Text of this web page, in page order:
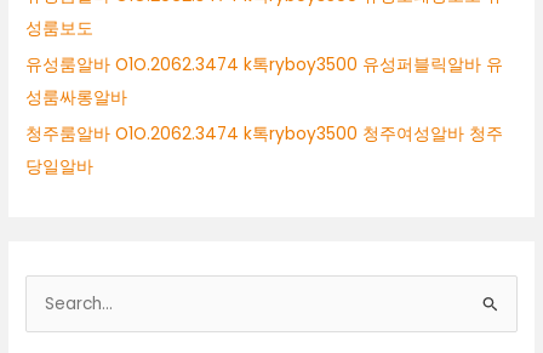
성룸보도
유성룸알바 O1O.2062.3474 k톡ryboy3500 유성퍼블릭알바 유
성룸싸롱알바
청주룸알바 O1O.2062.3474 k톡ryboy3500 청주여성알바 청주
당일알바
색